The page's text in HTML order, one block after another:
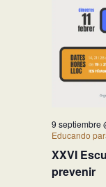
XXVI
prevenir
9 septiembre
Educando